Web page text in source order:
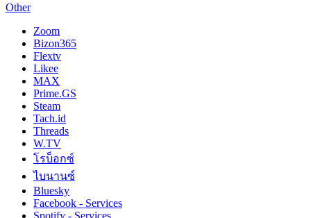
Other
Zoom
Bizon365
Flextv
Likee
MAX
Prime.GS
Steam
Tach.id
Threads
W.TV
โรบ็อกซ์
ไบนานซ์
Bluesky
Facebook - Services
Spotify - Services